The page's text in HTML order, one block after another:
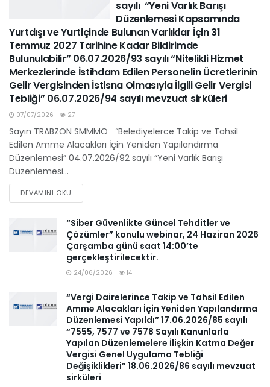
sayılı “Yeni Varlık Barışı
Düzenlemesi Kapsamında
Yurtdışı ve Yurtiçinde Bulunan Varlıklar İçin 31
Temmuz 2027 Tarihine Kadar Bildirimde
Bulunulabilir” 06.07.2026/93 sayılı “Nitelikli Hizmet
Merkezlerinde İstihdam Edilen Personelin Ücretlerinin
Gelir Vergisinden İstisna Olmasıyla İlgili Gelir Vergisi
Tebliği” 06.07.2026/94 sayılı mevzuat sirküleri
07/07/2026 27
Sayın TRABZON SMMMO “Belediyelerce Takip ve Tahsil
Edilen Amme Alacakları İçin Yeniden Yapılandırma
Düzenlemesi” 04.07.2026/92 sayılı “Yeni Varlık Barışı
Düzenlemesi...
DEVAMINI OKU
“Siber Güvenlikte Güncel Tehditler ve
Çözümler” konulu webinar, 24 Haziran 2026
Çarşamba günü saat 14:00’te
gerçekleştirilecektir.
24/06/2026 14
“Vergi Dairelerince Takip ve Tahsil Edilen
Amme Alacakları İçin Yeniden Yapılandırma
Düzenlemesi Yapıldı” 17.06.2026/85 sayılı
“7555, 7577 ve 7578 Sayılı Kanunlarla
Yapılan Düzenlemelere İlişkin Katma Değer
Vergisi Genel Uygulama Tebliği
Değişiklikleri” 18.06.2026/86 sayılı mevzuat
sirküleri